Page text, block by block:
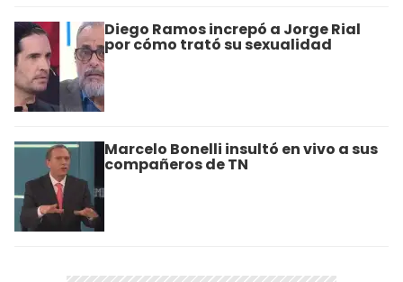
Diego Ramos increpó a Jorge Rial
por cómo trató su sexualidad
Marcelo Bonelli insultó en vivo a sus
compañeros de TN